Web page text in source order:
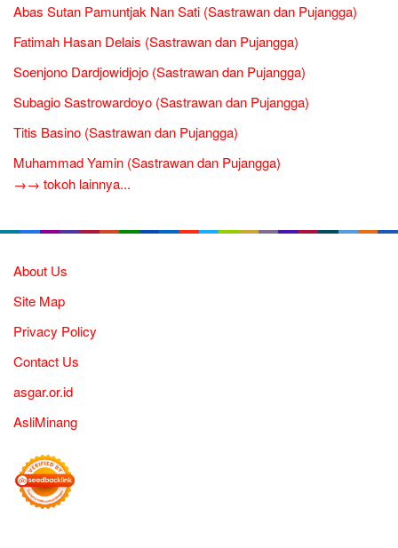
Abas Sutan Pamuntjak Nan Sati (Sastrawan dan Pujangga)
Fatimah Hasan Delais (Sastrawan dan Pujangga)
Soenjono Dardjowidjojo (Sastrawan dan Pujangga)
Subagio Sastrowardoyo (Sastrawan dan Pujangga)
Titis Basino (Sastrawan dan Pujangga)
Muhammad Yamin (Sastrawan dan Pujangga)
→→ tokoh lainnya...
About Us
Site Map
Privacy Policy
Contact Us
asgar.or.id
AsliMinang